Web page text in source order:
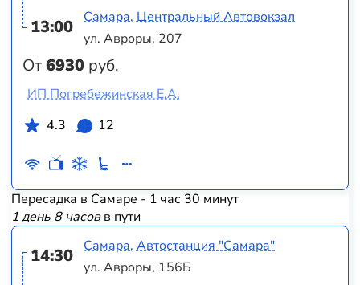
13:00
От6930 руб.
Самара, Центральный Автовокзал
ул. Авроры, 207
ИП Погребежинская Е.А.
4.3
12
Пересадка в Самаре - 1 час 30 минут
1 день 8 часовв пути
14:30
Самара, Автостанция "Самара"
ул. Авроры, 156Б